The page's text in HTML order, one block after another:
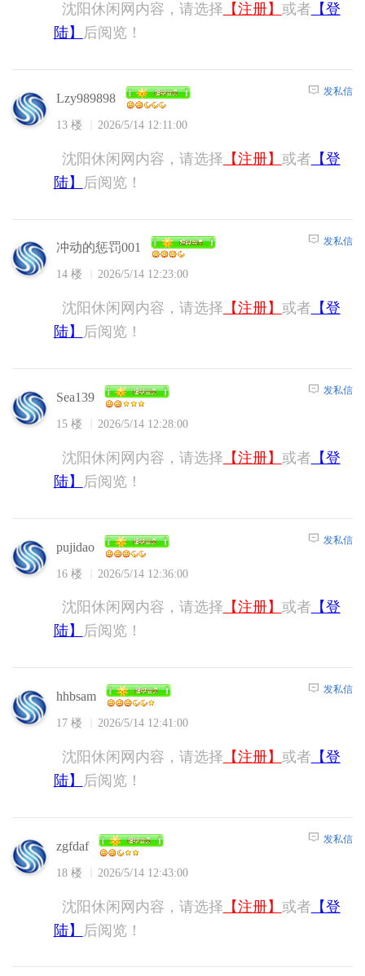
沈阳休闲网内容，请选择 【注册】 或者 【登
陆】
后阅览！
Lzy989898
13 楼 2026/5/14 12:11:00
发私信
沈阳休闲网内容，请选择 【注册】 或者 【登
陆】
后阅览！
冲动的惩罚001
14 楼 2026/5/14 12:23:00
发私信
沈阳休闲网内容，请选择 【注册】 或者 【登
陆】
后阅览！
Sea139
15 楼 2026/5/14 12:28:00
发私信
沈阳休闲网内容，请选择 【注册】 或者 【登
陆】
后阅览！
pujidao
16 楼 2026/5/14 12:36:00
发私信
沈阳休闲网内容，请选择 【注册】 或者 【登
陆】
后阅览！
hhbsam
17 楼 2026/5/14 12:41:00
发私信
沈阳休闲网内容，请选择 【注册】 或者 【登
陆】
后阅览！
zgfdaf
18 楼 2026/5/14 12:43:00
发私信
沈阳休闲网内容，请选择 【注册】 或者 【登
陆】
后阅览！